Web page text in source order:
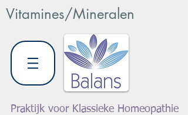
Vitamines/Mineralen
Praktijk voor Klassieke Homeopathie